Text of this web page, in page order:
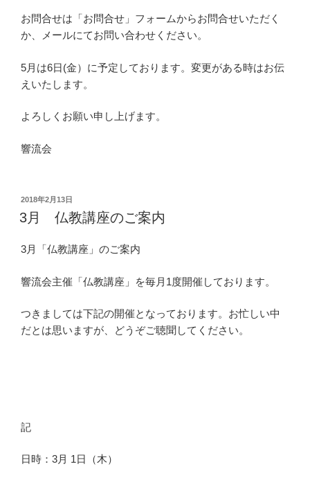
お問合せは「お問合せ」フォームからお問合せいただく
か、メールにてお問い合わせください。
5月は6日(金）に予定しております。変更がある時はお伝
えいたします。
よろしくお願い申し上げます。
響流会
投
稿
日:
2018年2月13日
3月 仏教講座のご案内
3月「仏教講座」のご案内
響流会主催「仏教講座」を毎月1度開催しております。
つきましては下記の開催となっております。お忙しい中
だとは思いますが、どうぞご聴聞してください。
記
日時：3月 1日（木）